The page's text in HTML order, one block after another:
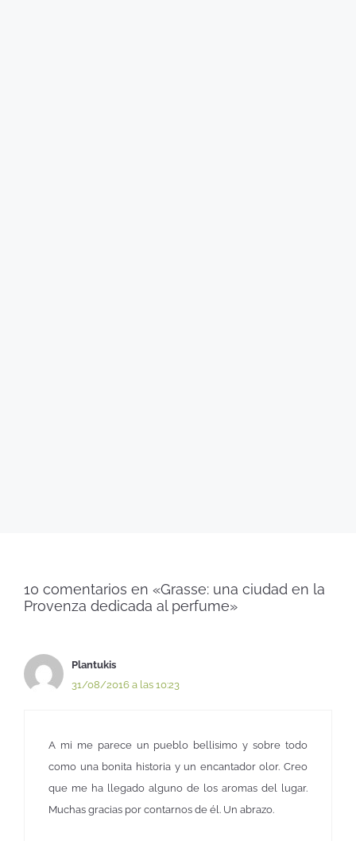
10 comentarios en «Grasse: una ciudad en la
Provenza dedicada al perfume»
Plantukis
31/08/2016 a las 10:23
A mi me parece un pueblo bellisimo y sobre todo
como una bonita historia y un encantador olor. Creo
que me ha llegado alguno de los aromas del lugar.
Muchas gracias por contarnos de él. Un abrazo.